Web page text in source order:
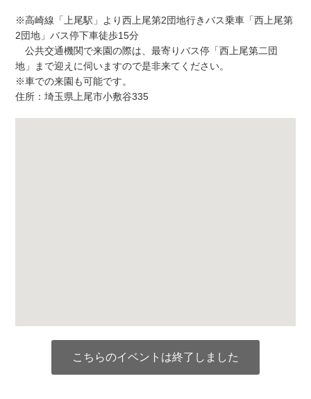
※高崎線「上尾駅」より西上尾第2団地行きバス乗車「西上尾第
2団地」バス停下車徒歩15分
公共交通機関で来園の際は、最寄りバス停「西上尾第二団
地」まで迎えに伺いますので是非来てください。
※車での来園も可能です。
住所：埼玉県上尾市小敷谷335
こちらのイベントは終了しました